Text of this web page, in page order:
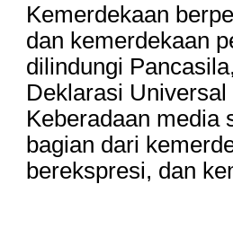
Kemerdekaan
dan kemerdekaan
dilindungi
Deklarasi
Keberadaan media
bagian dari
berekspresi, dan